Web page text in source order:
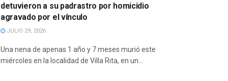
detuvieron a su padrastro por homicidio
agravado por el vínculo
JULIO 29, 2026
Una nena de apenas 1 año y 7 meses murió este
miércoles en la localidad de Villa Rita, en un...